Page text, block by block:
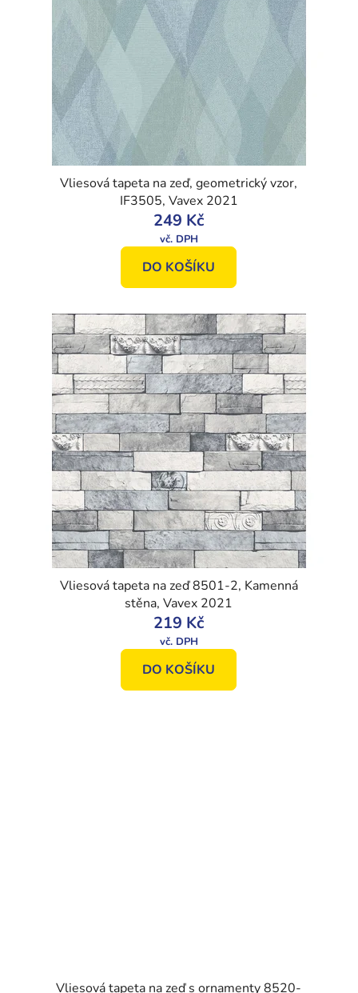
Vliesová tapeta na zeď, geometrický vzor,
IF3505, Vavex 2021
249 Kč
DO KOŠÍKU
Vliesová tapeta na zeď 8501-2, Kamenná
stěna, Vavex 2021
219 Kč
DO KOŠÍKU
Vliesová tapeta na zeď s ornamenty 8520-